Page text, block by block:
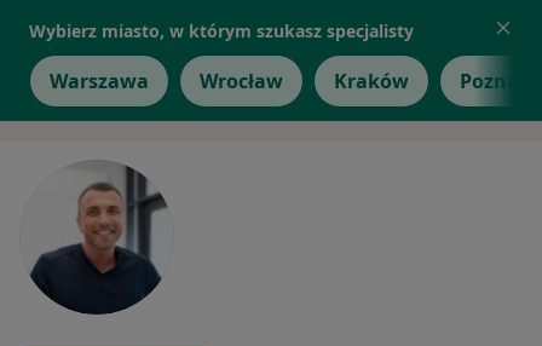
Wybierz miasto, w którym szukasz specjalisty
Warszawa Wrocław Kraków Poznań